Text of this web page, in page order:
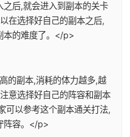
之后,就会进入到副本的关卡
在选择好自己的副本之后,
本的难度了。</p>
的副本,消耗的体力越多,越
意选择好自己的阵容和副本
可以参考这个副本通关打法,
阵容。</p>